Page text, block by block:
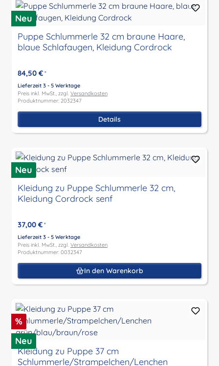
Neu
Puppe Schlummerle 32 cm braune Haare,
blaue Schlafaugen, Kleidung Cordrock
84,50 € *
Lieferzeit 3 - 5 Werktage
Preis inkl. MwSt., zzgl. Versandkosten
Produktnummer: 2032347
Details
Neu
Kleidung zu Puppe Schlummerle 32 cm,
Kleidung Cordrock senf
37,00 € *
Lieferzeit 3 - 5 Werktage
Preis inkl. MwSt., zzgl. Versandkosten
Produktnummer: 0032347
In den Warenkorb
Rabatt
%
Neu
Kleidung zu Puppe 37 cm
Schlummerle/Strampelchen/Lenchen